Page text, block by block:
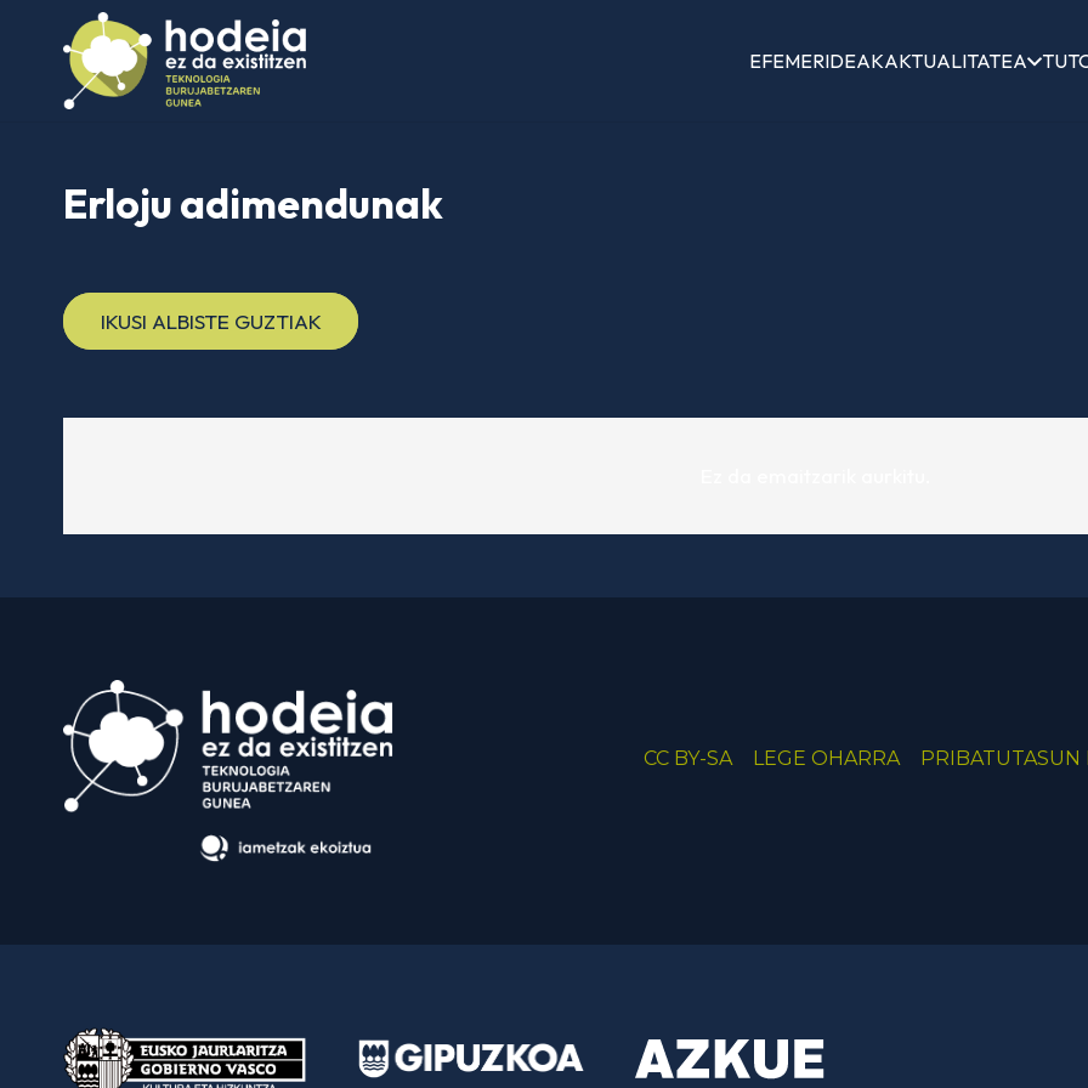
EFEMERIDEAKAKTUALITATEA
Erloju adimendunak
IKUSI ALBISTE GUZTIAK
CC BY-SA LEGE OHARRA PRIBATUTASUN